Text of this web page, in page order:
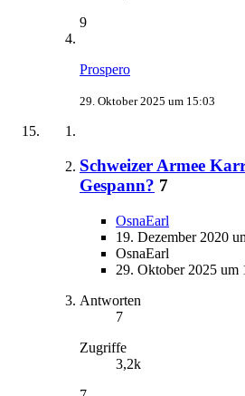
9
Prospero
29. Oktober 2025 um 15:03
Schweizer Armee
Gespann? 7
OsnaEarl
19. Dezember 2020
OsnaEarl
29. Oktober 2025 um
Antworten
7
Zugriffe
3,2k